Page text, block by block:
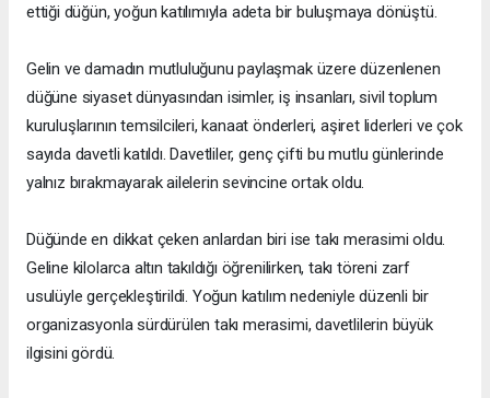
ettiği düğün, yoğun katılımıyla adeta bir buluşmaya dönüştü.
Gelin ve damadın mutluluğunu paylaşmak üzere düzenlenen
düğüne siyaset dünyasından isimler, iş insanları, sivil toplum
kuruluşlarının temsilcileri, kanaat önderleri, aşiret liderleri ve çok
sayıda davetli katıldı. Davetliler, genç çifti bu mutlu günlerinde
yalnız bırakmayarak ailelerin sevincine ortak oldu.
Düğünde en dikkat çeken anlardan biri ise takı merasimi oldu.
Geline kilolarca altın takıldığı öğrenilirken, takı töreni zarf
usulüyle gerçekleştirildi. Yoğun katılım nedeniyle düzenli bir
organizasyonla sürdürülen takı merasimi, davetlilerin büyük
ilgisini gördü.